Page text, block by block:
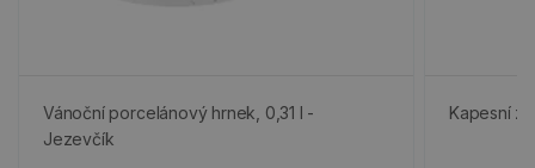
Vánoční porcelánový hrnek, 0,31 l -
Jezevčík
Kapesní